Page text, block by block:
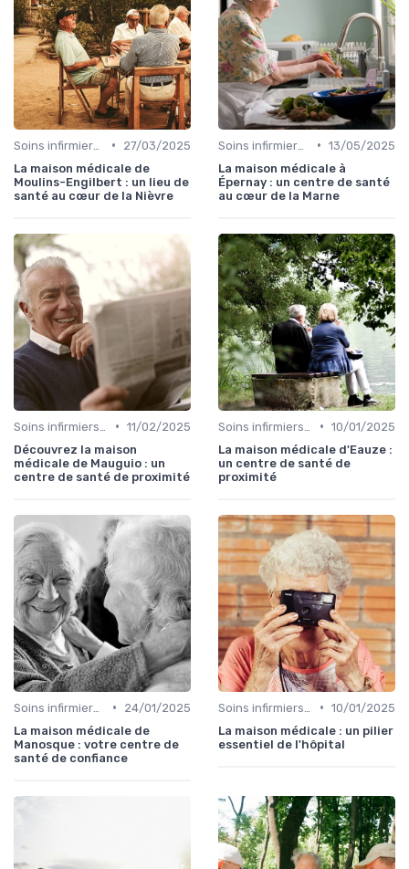
•
27/03/2025
La maison médicale de
Moulins-Engilbert : un lieu de
santé au cœur de la Nièvre
• 13/05/2025
La maison médicale à
Épernay : un centre de santé
au cœur de la Marne
• 11/02/2025
Découvrez la maison
médicale de Mauguio : un
centre de santé de proximité
• 10/01/2025
La maison médicale d'Eauze :
un centre de santé de
proximité
•
24/01/2025
La maison médicale de
Manosque : votre centre de
santé de confiance
• 10/01/2025
La maison médicale : un pilier
essentiel de l'hôpital